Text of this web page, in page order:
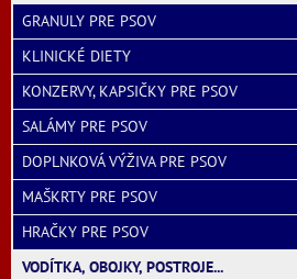
GRANULY PRE PSOV
KLINICKÉ DIETY
KONZERVY, KAPSIČKY PRE PSOV
SALÁMY PRE PSOV
DOPLNKOVÁ VÝŽIVA PRE PSOV
MAŠKRTY PRE PSOV
HRAČKY PRE PSOV
VODÍTKA, OBOJKY, POSTROJE...